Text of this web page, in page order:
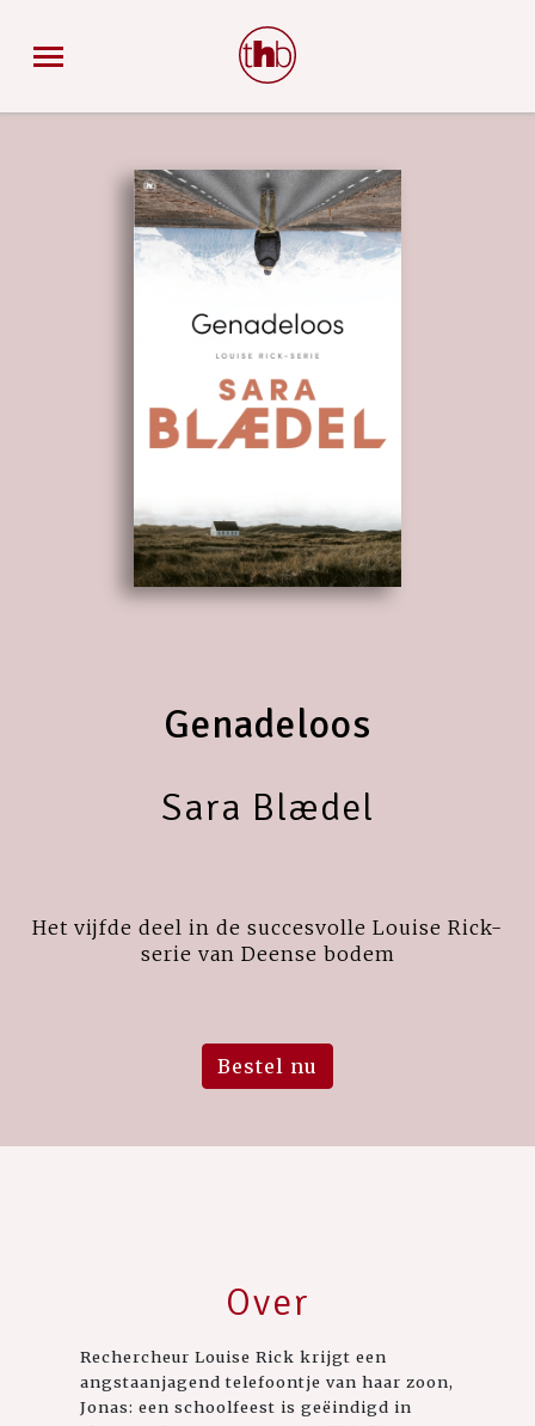
Genadeloos
Sara Blædel
Het vijfde deel in de succesvolle Louise Rick-
serie van Deense bodem
Bestel nu
Over
Rechercheur Louise Rick krijgt een
angstaanjagend telefoontje van haar zoon,
Jonas: een schoolfeest is geëindigd in